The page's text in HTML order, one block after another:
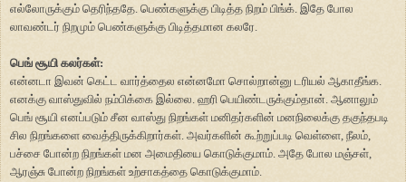
எல்லோருக்கும் தெரிந்ததே. பெண்களுக்கு பிடித்த நிறம் பிங்க். இதே போல
லாவண்டர் நிறமும் பெண்களுக்கு பிடித்தமான கலரே.
பெங் சூயி கலர்கள்:
என்னடா இவன் கெட்ட வார்த்தைல என்னமோ சொல்றான்னு டரியல் ஆகாதீங்க.
எனக்கு வாஸ்துவில் நம்பிக்கை இல்லை. ஹரி பெயிண்டருக்கும்தான். ஆனாலும்
பெங் சூயி எனப்படும் சீன வாஸ்து நிறங்கள் மனிதர்களின் மனநிலைக்கு தகுந்தபடி
சில நிறங்களை வைத்திருக்கிறார்கள். அவர்களின் கூற்றுப்படி வெள்ளை, நீலம்,
பச்சை போன்ற நிறங்கள் மன அமைதியை கொடுக்குமாம். அதே போல மஞ்சள்,
ஆரஞ்சு போன்ற நிறங்கள் உற்சாகத்தை கொடுக்குமாம்.